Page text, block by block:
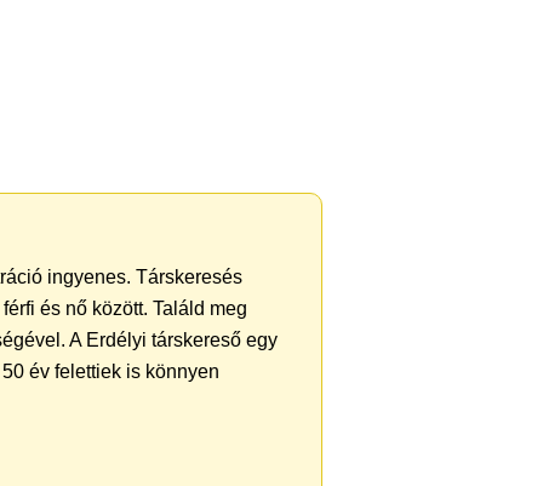
ingyenes. Társkeresés
és nő között. Találd meg
A Erdélyi társkereső egy
év felettiek is könnyen